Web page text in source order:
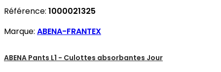
Référence: 1000021325
Marque: ABENA-FRANTEX
ABENA Pants L1 - Culottes absorbantes Jour